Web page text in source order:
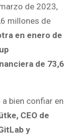
de 2023,
millones de
en enero de
de 73,6
bien confiar en
CEO de
y